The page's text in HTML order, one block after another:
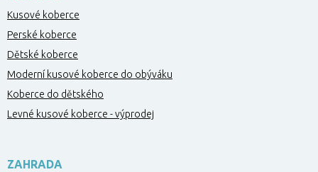
Kusové koberce
Perské koberce
Dětské koberce
Moderní kusové koberce do obýváku
Koberce do dětského
Levné kusové koberce - výprodej
ZAHRADA